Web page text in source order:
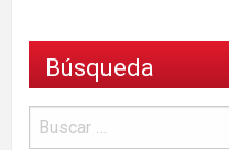
Búsqueda